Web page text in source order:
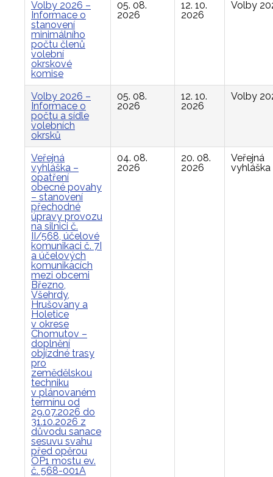
Volby 2026 –
Informace o
stanovení
minimálního
počtu členů
volební
okrskové
komise
05. 08.
2026
12. 10.
2026
Volby
Volby 2026 –
Informace o
počtu a sídle
volebních
okrsků
05. 08.
2026
12. 10.
2026
Volby
Veřejná
vyhláška –
opatření
obecné povahy
– stanovení
přechodné
úpravy provozu
na silnici č.
II/568, účelové
komunikaci č. 7I
a účelových
komunikacích
mezi obcemi
Březno,
Všehrdy,
Hrušovany a
Holetice
v okrese
Chomutov –
doplnění
objízdné trasy
pro
zemědělskou
techniku
v plánovaném
termínu od
29.07.2026 do
31.10.2026 z
důvodu sanace
sesuvu svahu
před opěrou
OP1 mostu ev.
č. 568-001A
04. 08.
2026
20. 08.
2026
Veřejná
vyhláška